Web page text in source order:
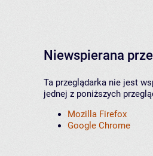
Niewspierana
Ta przeglądarka nie jest
jednej z poniższych
Mozilla Firefox
Google Chrome